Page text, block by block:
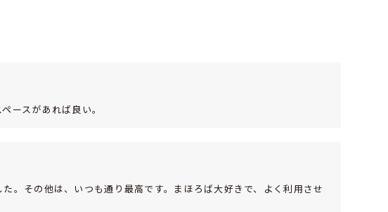
ースがあれば良い。
。その他は、いつも通り最高です。まほろば大好きで、よく利用させ